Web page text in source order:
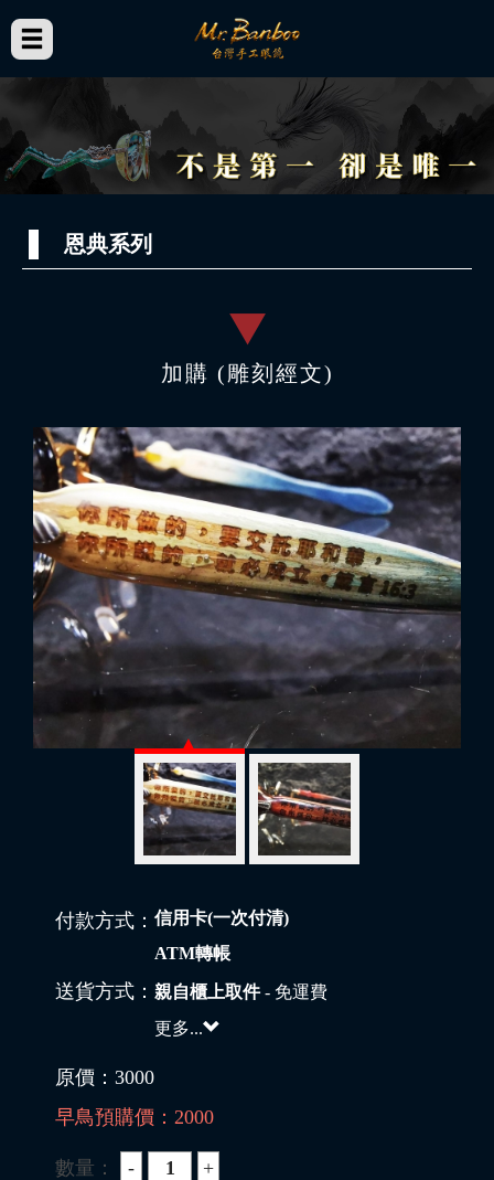
恩典系列
加購 (雕刻經文)
付款方式： 信用卡(一次付清)
ATM轉帳
送貨方式： 親自櫃上取件- 免運費
更多...
原價： 3000
早鳥預購價： 2000
數量：